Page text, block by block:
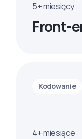
5+ miesięcy
Front-
Kodowanie
4+ miesiące